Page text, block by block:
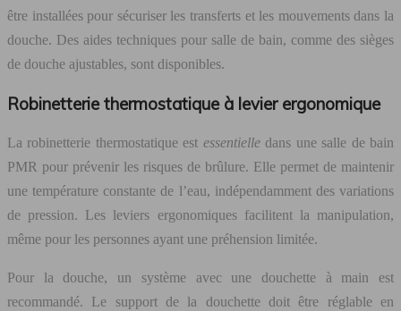
être installées pour sécuriser les transferts et les mouvements dans la
douche. Des aides techniques pour salle de bain, comme des sièges
de douche ajustables, sont disponibles.
Robinetterie thermostatique à levier ergonomique
La robinetterie thermostatique est essentielledans une salle de bain
PMR pour prévenir les risques de brûlure. Elle permet de maintenir
une température constante de l’eau, indépendamment des variations
de pression. Les leviers ergonomiques facilitent la manipulation,
même pour les personnes ayant une préhension limitée.
Pour la douche, un système avec une douchette à main est
recommandé. Le support de la douchette doit être réglable en